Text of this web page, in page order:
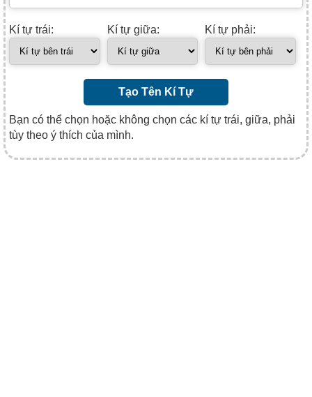
Kí tự trái: Kí tự giữa: Kí tự phải:
Tạo Tên Kí Tự
Bạn có thể chọn hoặc không chọn các kí tự trái, giữa, phải
tùy theo ý thích của mình.